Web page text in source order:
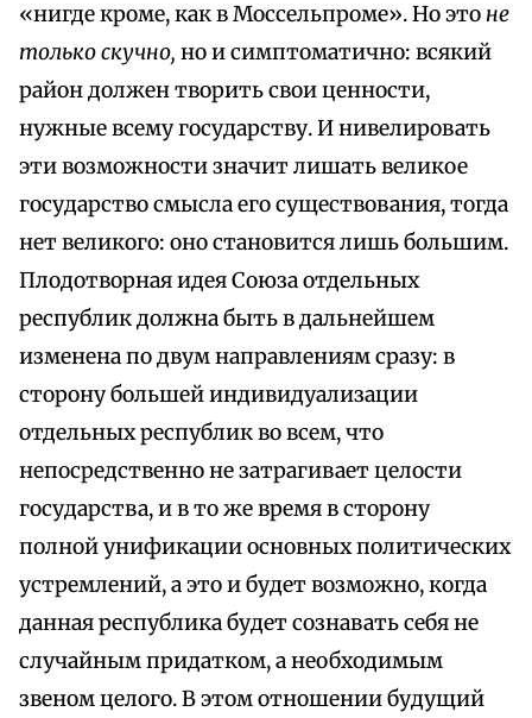
«нигде кроме, как в Моссельпроме». Но это не
только скучно, но и симптоматично: всякий
район должен творить свои ценности,
нужные всему государству. И нивелировать
эти возможности значит лишать великое
государство смысла его существования, тогда
нет великого: оно становится лишь большим.
Плодотворная идея Союза отдельных
республик должна быть в дальнейшем
изменена по двум направлениям сразу: в
сторону большей индивидуализации
отдельных республик во всем, что
непосредственно не затрагивает целости
государства, и в то же время в сторону
полной унификации основных политических
устремлений, а это и будет возможно, когда
данная республика будет сознавать себя не
случайным придатком, а необходимым
звеном целого. В этом отношении будущий